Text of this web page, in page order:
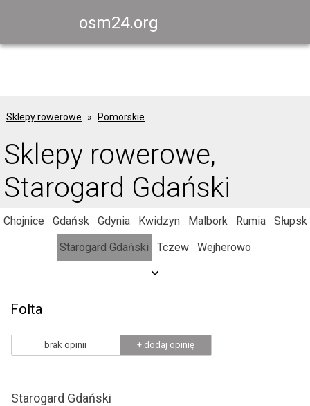
osm24.org
Sklepy rowerowe Pomorskie
Sklepy rowerowe,
Starogard Gdański
Chojnice Gdańsk Gdynia Kwidzyn Malbork Rumia
Słupsk
Starogard Gdański
Tczew Wejherowo
Folta
brak opinii + dodaj opinię
Starogard Gdański